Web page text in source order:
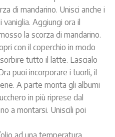
di mandarino. Unisci anche i
Aggiungi ora il
la scorza di mandarino.
con il coperchio in modo
tutto il latte. Lascialo
puoi incorporare i tuorli, il
A parte monta gli albumi
in più riprese dal
a montarsi. Uniscili poi
ad una temperatura